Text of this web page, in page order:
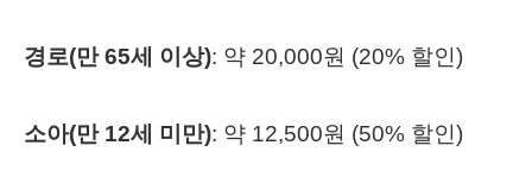
경로(만 65세 이상): 약 20,000원 (20% 할인)
소아(만 12세 미만): 약 12,500원 (50% 할인)